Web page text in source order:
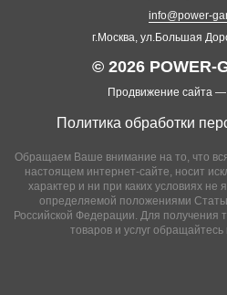
info@power-
г.Москва, ул.Большая
Обращаем Ваше внимание на то, что
настоящем интернет-сайте, носит
характер и ни при каких условиях
определяемой положениями
Российской Федерации. Для получения
товаров и услуг
© 2026 POWER-
Продвижение сайта —
Политика обработки